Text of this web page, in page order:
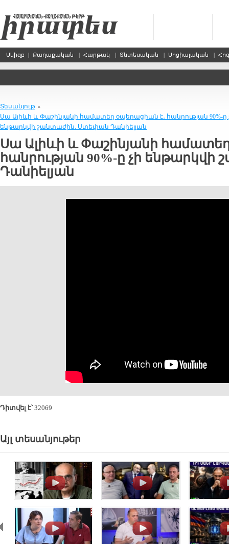
Սկիզբ | Քաղաքական | Հարթակ | Տնտեսական | Սոցիալական |
Տեսանյութ »
Սա Ալիևի և Փաշինյանի համատեղ օպերացիան է․ հանրության 90%-ը
ենթարկվի շանտաժին. Ստեփան Դանիելյան
Սա Ալիևի և Փաշինյանի
հանրության 90%-ը չի
Դանիելյան
Դիտվել է՝32069
Այլ տեսանյութեր
. . .
. . .